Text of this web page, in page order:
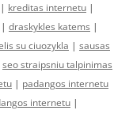
| kreditas internetu |
| draskykles katems |
su ciuozykla | sausas
seo straipsniu talpinimas
| padangos internetu
internetu |